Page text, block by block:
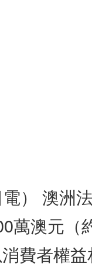
電） 澳洲
萬澳元（
費者權